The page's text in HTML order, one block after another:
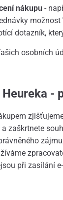
nákupu-
možnost
dotazník,
osobních
-
zaškrtnete
při zasílání